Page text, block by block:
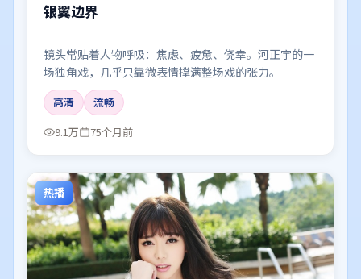
银翼边界
镜头常贴着人物呼吸：焦虑、疲惫、侥幸。河正宇的一
场独角戏，几乎只靠微表情撑满整场戏的张力。
高清
流畅
9.1万
75个月前
热播